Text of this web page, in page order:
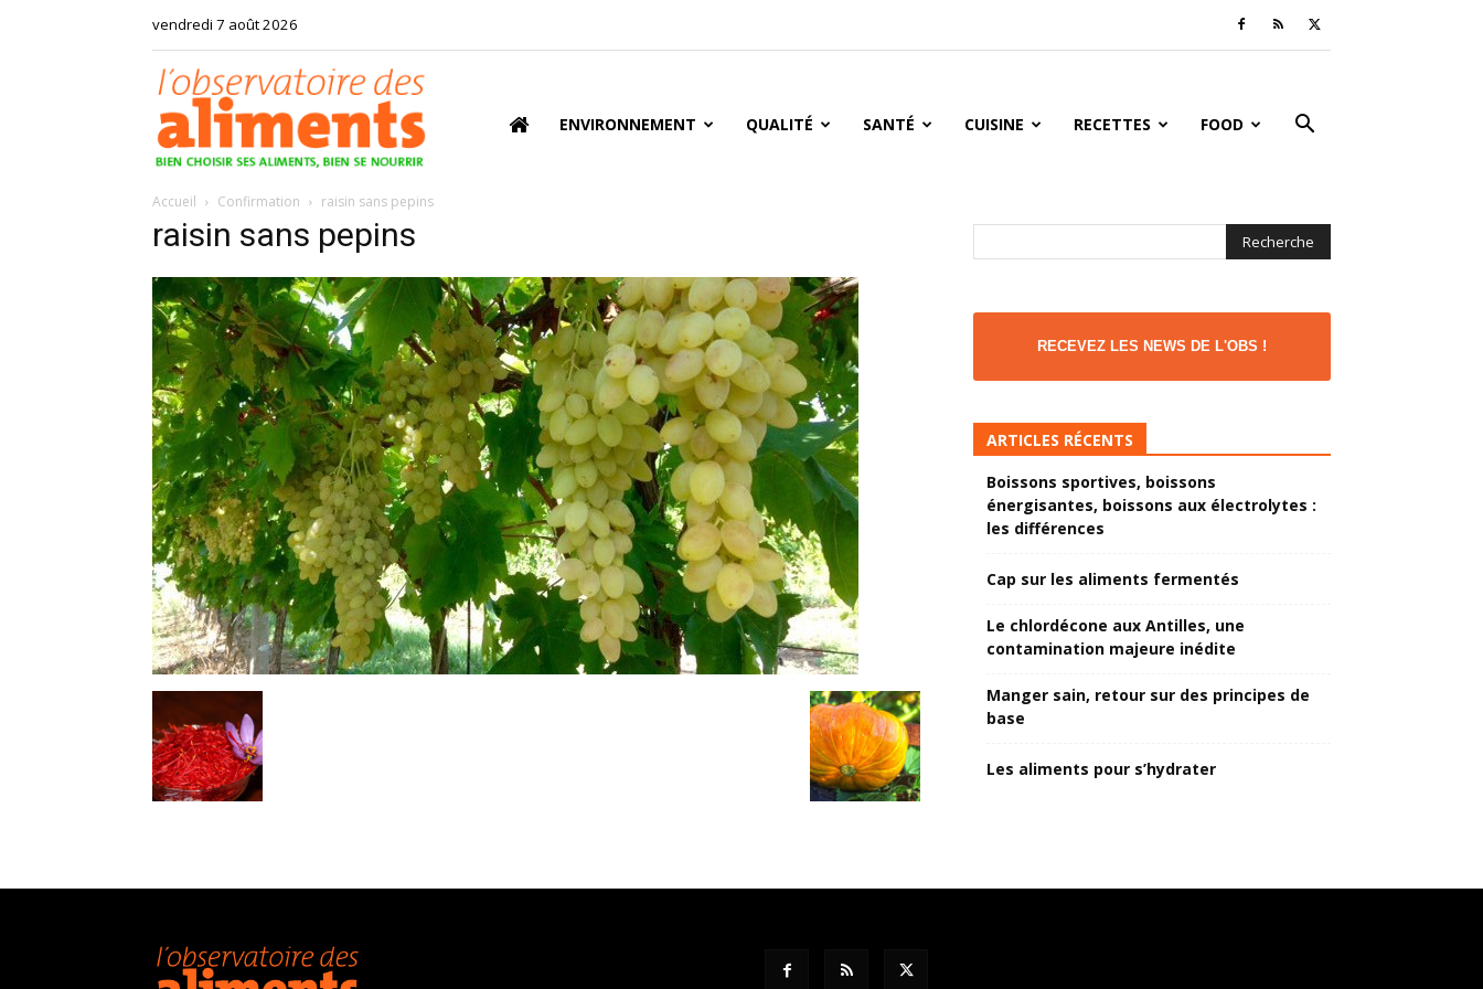
vendredi 7 août 2026
aliments
ENVIRONNEMENT QUALITÉ SANTÉ CUISINE RECETTES FOOD
Accueil Confirmation raisin sans pepins
raisin sans pepins
RECEVEZ LES NEWS DE L'OBS !
ARTICLES RÉCENTS
Boissons sportives, boissons
énergisantes, boissons aux électrolytes :
les différences
Cap sur les aliments fermentés
Le chlordécone aux Antilles, une
contamination majeure inédite
Manger sain, retour sur des principes de
base
Les aliments pour s’hydrater